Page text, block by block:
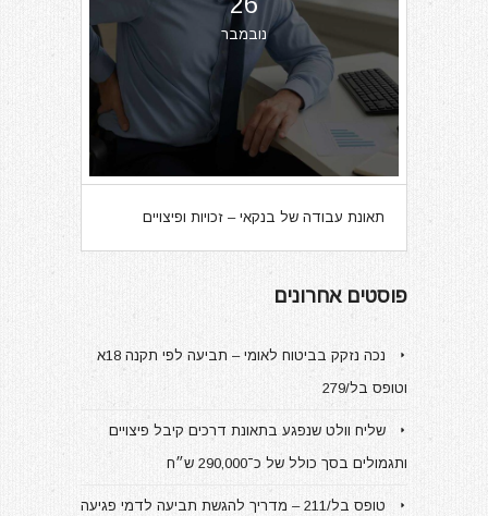
נובמבר
תאונת עבודה של בנקאי – זכויות ופיצויים
פוסטים אחרונים
נכה נזקק בביטוח לאומי – תביעה לפי תקנה 18א
וטופס בל/279
שליח וולט שנפגע בתאונת דרכים קיבל פיצויים
ותגמולים בסך כולל של כ־290,000 ש״ח
טופס בל/211 – מדריך להגשת תביעה לדמי פגיעה